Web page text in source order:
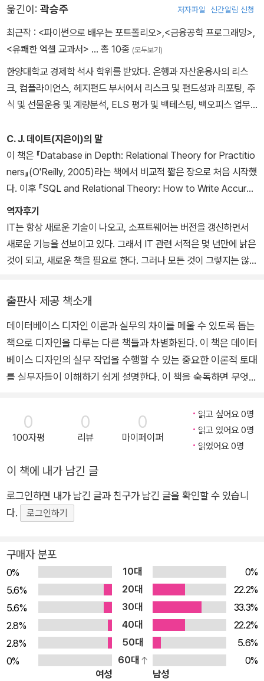
확대하는 것을 보람으로 삼고 있다. 저서로는 『엑셀 VBA로 쉽게 배
우는 금융공학 프로그래밍』(한빛미디어, 2009)이 있으며, 번역서로
는 『포트폴리오 성공 운용』(미래에셋투자교육연구소, 2010), 『딥러
해석학』(길벗, 2018)과 에이콘출판사에서 출간한 『실용 최적화 알고
리즘』(2020), 『초과 수익을 찾아서 2/e』(2020), 『자산운용을 위한
금융 머신러닝』(2021), 『실전 알고리즘 트레이딩 배우기』(2021),
신러닝o딥러닝 알고리듬 트레이딩 2/e』(2021), 『자동머신러닝』(2
021), 『금융 머신러닝』(2022) 등이 있다. 누구나 자유롭게 머신러닝
과 딥러닝을 자신의 연구나 업무에 적용해 활용하는 그날이 오기를
바라며 매진하고 있다.
옮긴이: 곽승주 저자파일 신간알림 신청
최근작 : <파이썬으로 배우는 포트폴리오>,<금융공학 프로그래밍>,
<유쾌한 엑셀 교과서> … 총 10종 (모두보기)
한양대학교 경제학 석사 학위를 받았다. 은행과 자산운용사의 리스
크, 컴플라이언스, 헤지펀드 부서에서 리스크 및 펀드성과 리포팅, 주
식 및 선물운용 및 계량분석, ELS 평가 및 백테스팅, 백오피스 업무
재는 금융 관련 소프트웨어 개발에 집중하고 있다. 선물 알고리즘 트
레이딩 서비스를 개발하는 중이며, 개인 홈페이지는 calabico.word
press.com이다.
C. J. 데이트(지은이)의 말
이 책은 『Database in Depth: Relational Theory for Practitio
ners』(O'Reilly, 2005)라는 책에서 비교적 짧은 장으로 처음 시작했
다. 이후 『SQL and Relational Theory: How to Write Accurat
e SQL Code』(O'Reilly, 2009)라는 책으로 내용을 보강해 다시 출
간됐다. 책의 주요 주제에서 다소 벗어나고 너무 길어지므로, 디자인
자료는 부록으로 옮겼다. 이후 이 책의 두 번째 판에 대한 작업을 시작
했다. 2판 작업을 하는 동안, 일반적으로 데이터베이스 디자인이라는
소 맞지 않는 것이므로 과감하게 잘라내서 그 자료를 독자적인 책, 즉
지금 보고 있는 책으로 나누기로 결정했다.
지금은 데이터베이스 디자인에 관한 책이 부족하지는 않은데, 다른
점은 무엇일까? 디자인 실습에 관한 책은 많지만, 대개 기초 이론을
이해하는 데 그다지 도움이 되지 않는다. 그리고 디자인 이론에 관한
됐다. 이론을 실무자가 이해할 수 있는 방식으로 설명하고 그 이론의
실제적인 중요성을 보여주고 싶었다. 모든 것을 다루려는 것은 아니
다. 그 모든 이론을 마지막 세부 사항까지 논하고 싶지는 않다. 내가
다루는 부분은 어디까지나 정확하고 정밀하게 하기 위한 것이다. 또
면, 이론을 부드럽게 소개하고자 하는 것이다. 가독성을 위해 일부러
짧은 책을 썼고, 각 장도 짧게 만들었다. 또한 모든 장에는 일련의 연
한다. 그중 일부는 이론적 사상을 실제에 적용하는 방법을 보여주기
위한 것이다. 다른 일부는 주제 문제에 대한 추가 정보를 텍스트 본문
에 수록된 내용보다 더 많이 제공하고, 다른 것들은 예를 들어 간단한
이론적 결과를 증명해보라고 요구한다. 여러분이 '이론가처럼 생각하
는 것'을 이해했으면 한다. 전반적으로는 디자인 이론이 무엇이고, 왜
그것이 그 방식인지에 대한 통찰력을 주려고 노력했다.
역자후기
IT는 항상 새로운 기술이 나오고, 소프트웨어는 버전을 갱신하면서
새로운 기능을 선보이고 있다. 그래서 IT 관련 서적은 몇 년만에 낡은
것이 되고, 새로운 책을 필요로 한다. 그러나 모든 것이 그렇지는 않
은 광범위하고 중요하며, 밀물과 썰물처럼 변화하는 대신 생물의 진
화처럼 변한다.
실무에서 SQL 또는 파이썬, R, 엑셀 등을 실행할 때마다 항상 SQL
이나 프로그램 언어 자체보다 이를 수행하는 데이터베이스의 구조가
중요하다는 것을 느낀다. 모든 연산은 주어진 데이터베이스 구조를
기반으로 이뤄지므로 이 구조가 잘 디자인돼 있지 않으면 문제가 매
인의 중요성이 더할 나위 없이 크게 다가온다. 또한 그 사전 작업으로
실무자들은 데이터를 수집할 때 도대체 어떻게 데이터베이스를 구성
해야 편리하게 데이터베이스를 사용할 수 있을지 고민한 적이 있을
스 디자인 이론이다. 데이터베이스 디자인은 여러 구성 요소로 이뤄
져 있으나, 핵심은 이 책에서 다루는 정규화다.
이 책은 보이스-코드 정규형을 포함한 1차에서 5차까지의 전통적인
정규형을 다루고 있을 뿐 아니라 튜플 정규형, 중복성 없는 정규형, 상
일관성 있는 이론적 토대를 바탕으로 설명을 확장하고 있다. 또한 탈
정규화와 중복성 등도 설명함으로써 내용을 크게 보강하고 있다.
이 책은 확실히 단순한 데이터베이스 실무를 다루는 서적과 다르지
만, 일반적인 데이터베이스 디자인 이론을 다루는 서적과도 차별화된
다. 코딩에 사용하는 SQL을 다루지 않지만, 간단한 SQL 속에 묻어
있는 데이터에 대한 철학과 과학을 느끼게 해준다. 우주가 시간조차
존재하지 않던 상황에서 '빅뱅(Big Bang)'을 통해 탄생한 것과 달리,
우리가 매일 사용하는 모든 것은 한순간의 빅뱅이 아니라 시대를 살
출판사 제공 책소개
데이터베이스 디자인 이론과 실무의 차이를 메울 수 있도록 돕는
책으로 디자인을 다루는 다른 책들과 차별화된다. 이 책은 데이터
베이스 디자인의 실무 작업을 수행할 수 있는 중요한 이론적 토대
를 실무자들이 이해하기 쉽게 설명한다. 이 책을 숙독하면 무엇이
개념과 목적을 이해하고, 디자인 이론을 실무에 직접 활용할 수
있는 능력을 기르게 될 것이다. 데이터베이스 디자인에 전문적으
로 관심이 있는 사람이라면 누구나 엄격한 디자인 방법과 강건한
데이터베이스 모델을 만들 수 있는 디딤돌로 이 책을 활용할 수
있다. ◈ 이 책에서 다루는 내용 ◈ ◆ 디자인 이론의 정확한 개
념 ◆ 정규화의 두 가지 서로 다른 목표 ◆ 어떤 정규형이 중요한
지 파악하기 ◆ 디자인 이론의 실제 적용. ◆ 중복성 처리 기술
베이스 전문가들이다. 구체적으로는 데이터베이스 디자인에 관
심이 많고 일정 수준 이상의 실력을 갖춘 데이터베이스 전문가다.
특히 관계형 모델의 특정 측면을 잘 알고 있다고 가정하고 설명한
0
100자평
0
리뷰
0
마이페이퍼
읽고 싶어요 0명
읽고 있어요 0명
읽었어요 0명
이 책에 내가 남긴 글
로그인하면 내가 남긴 글과 친구가 남긴 글을 확인할 수 있습니
다.
로그인하기
구매자 분포
0% 10대
0%
5.6%
20대
22.2%
5.6%
30대
33.3%
2.8%
40대
22.2%
2.8%
50대
5.6%
0%
60대
0%
여성
남성